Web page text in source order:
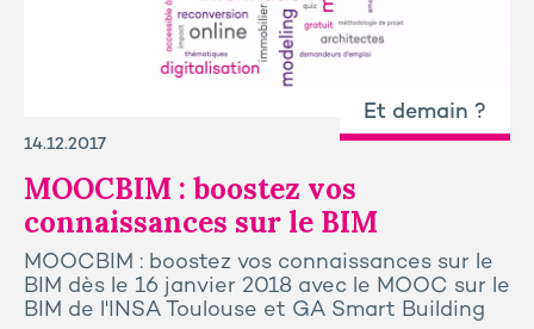
Et demain ?
14.12.2017
MOOCBIM : boostez vos
connaissances sur le BIM
MOOCBIM : boostez vos connaissances sur le
BIM dès le 16 janvier 2018 avec le MOOC sur le
BIM de l'INSA Toulouse et GA Smart Building